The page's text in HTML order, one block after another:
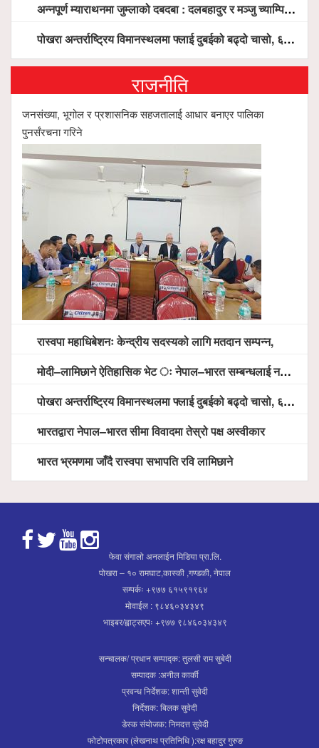
अन्नपूर्ण म्याराथनमा जुम्लाको दबदबा : दलबहादुर र मञ्जु च्याम्पियन, नगदसहित भव्य सम्मान
पोखरा अन्तर्राष्ट्रिय विमानस्थलमा फ्लाई दुबईको बढ्दो चासो, ६ घण्टा लामो प्राविधिक निरीक्षणपछि दैनिक उडानको ढोका खुल्दै
राजनीति
जनसंख्या, भूगोल र प्रशासनिक सहजतालाई आधार बनाएर पालिका
पुनर्संरचना गरिने
रास्वपा महाधिबेशनः केन्द्रीय सदस्यको लागि मतदान सम्पन्न,
मोदी–लामिछाने ऐतिहासिक भेट ः नेपाल–भारत सम्बन्धलाई नयाँ उचाइमा पु¥याउने साझा प्रतिबद्धता
पोखरा अन्तर्राष्ट्रिय विमानस्थलमा फ्लाई दुबईको बढ्दो चासो, ६ घण्टा लामो प्राविधिक निरीक्षणपछि दैनिक उडानको ढोका खुल्दै
भारतद्वारा नेपाल–भारत सीमा विवादमा तेस्रो पक्ष अस्वीकार
भारत भ्रमणमा जाँदै रास्वपा सभापति रवि लामिछाने
फेवा संगालो अनलाईन मिडिया प्रा.लि.
पोखरा – १० रामघाट,कास्की ,गण्डकी, नेपाल
सम्पर्कः +९७७ ६१५९१९६४
मोवाईल : ९८४६०३४३४९
भाइबर/ह्वाट्सएपः +९७७ ९८४६०३४३४९
सन्चालक/ प्रधान सम्पाद्क: तुलसी राम सुबेदी
सम्पादक :अनील कार्की
प्रवन्ध निर्देशक: शान्ती सुवेदी
निर्देशक: बिलक सुवेदी
डेस्क संयोजक: निमदत्त सुवेदी
फोटोपत्रकार (लेखनाथ प्रतिनिधि ):रक्ष बहादुर गुरुङ